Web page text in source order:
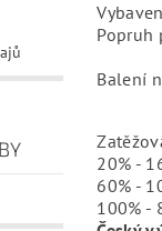
Popruh
Balení
20% -
60% -
100% -